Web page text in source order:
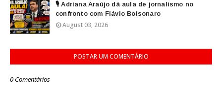
🎙️ Adriana Araújo dá aula de jornalismo no
confronto com Flávio Bolsonaro
August 03, 2026
POSTAR UM COMENTÁRIO
0 Comentários